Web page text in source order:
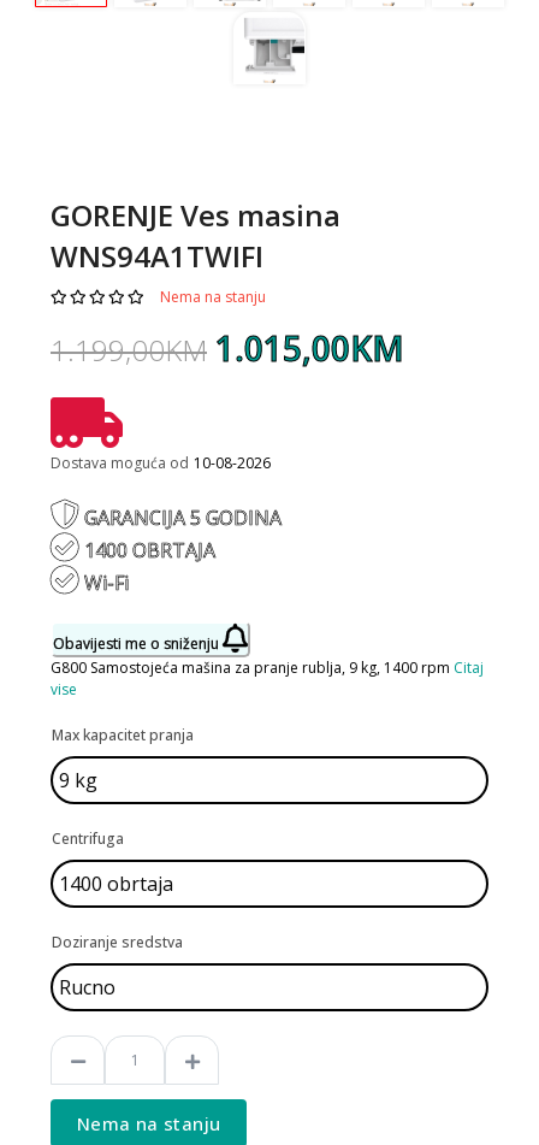
GORENJE Ves masina
WNS94A1TWIFI
Nema na stanju
1.199,00KM 1.015,00KM
Dostava moguća od 10-08-2026
GARANCIJA 5 GODINA
1400 OBRTAJA
Wi-Fi
Obavijesti me o sniženju
G800 Samostojeća mašina za pranje rublja, 9 kg, 1400 rpm Citaj
vise
Max kapacitet pranja
Centrifuga
Doziranje sredstva
Nema na stanju